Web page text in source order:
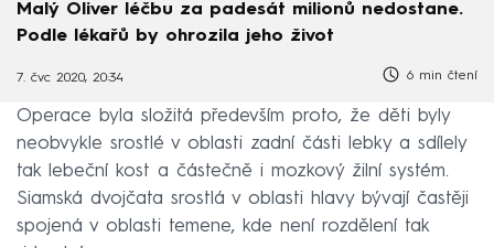
Malý Oliver léčbu za padesát milionů nedostane.
Podle lékařů by ohrozila jeho život
7. čvc 2020, 20:34 6 min čtení
Operace byla složitá především proto, že děti byly
neobvykle srostlé v oblasti zadní části lebky a sdílely
tak lebeční kost a částečně i mozkový žilní systém.
Siamská dvojčata srostlá v oblasti hlavy bývají častěji
spojená v oblasti temene, kde není rozdělení tak